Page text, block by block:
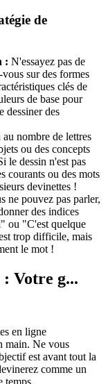
de
: N'essayez pas de
sur des formes
clés de
de base pour
dessiner des
nombre de lettres
ou des concepts
le dessin n'est pas
courants ou des mots
devinettes !
ne pouvez pas parler,
des indices
ou "C'est quelque
trop difficile, mais
le mot !
Votre g...
en ligne
main. Ne vous
est avant tout la
comme un